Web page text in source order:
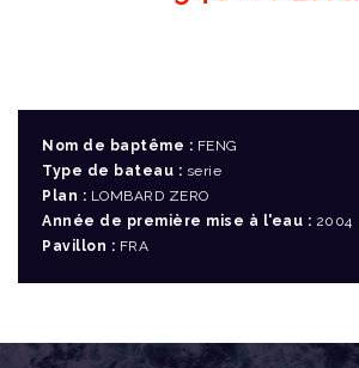
Nom de baptême : FENG
Type de bateau : serie
Plan : LOMBARD ZERO
Année de première mise à l'eau : 2004
Pavillon : FRA